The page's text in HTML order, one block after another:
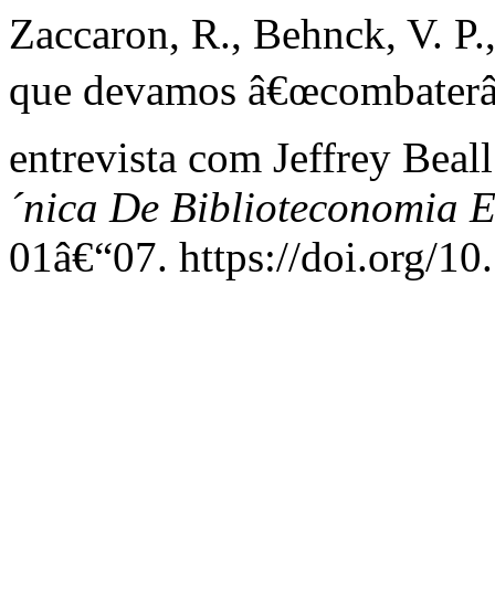
Zaccaron, R., Behnck, V.
que devamos
entrevista com Jeffrey
´nica De Biblioteconomia
01â€“07. https://doi.org/